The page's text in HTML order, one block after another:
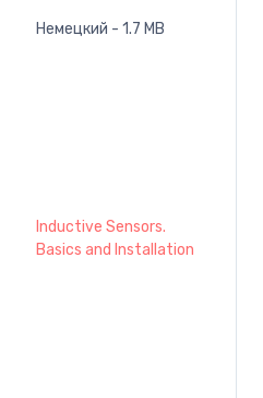
Немецкий - 1.7 MB
Inductive Sensors.
Basics and Installation